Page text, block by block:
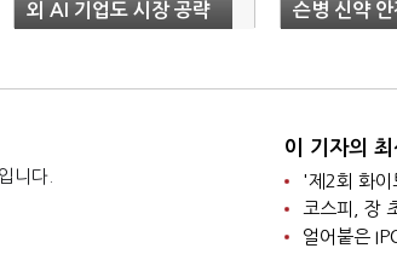
외 AI 기업도 시장 공략
슨병 신약 안
성 확인"
니다.
이 기자의 최
'제2회 화이
코스피, 장
얼어붙은